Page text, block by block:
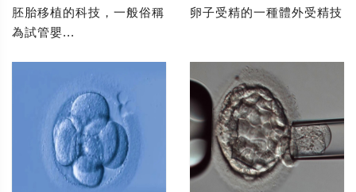
胚胎移植的科技，一般俗稱
為試管嬰...
卵子受精的一種體外受精技